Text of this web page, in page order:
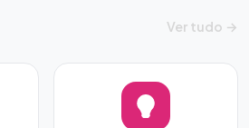
Ver tudo →